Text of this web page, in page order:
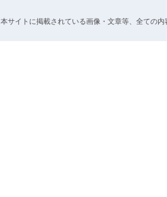
本サイトに掲載されている画像・文章等、全ての